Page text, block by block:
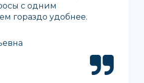
с одним
гораздо удобнее.